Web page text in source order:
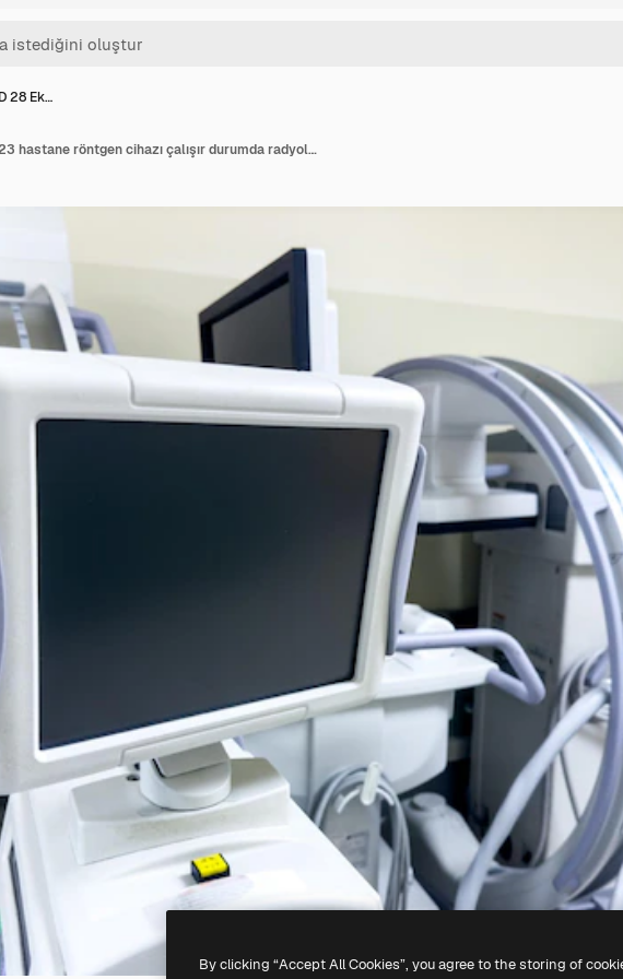
28 Ek…
Chicago IL ABD 28 Ekim 2023 hastane röntgen cihazı çalışır durumda radyolog iş başında savin
By clicking “Accept All Cookies”, you agree to the storing of